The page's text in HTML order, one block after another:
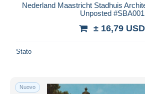
Nederland Maastricht Stadhuis
Unposted #SBA001
± 16,79 USD
Stato
Nuovo